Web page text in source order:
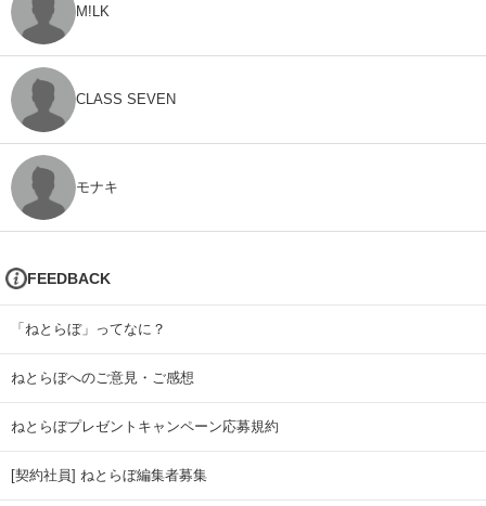
M!LK
CLASS SEVEN
モナキ
FEEDBACK
「ねとらぼ」ってなに？
ねとらぼへのご意見・ご感想
ねとらぼプレゼントキャンペーン応募規約
[契約社員] ねとらぼ編集者募集